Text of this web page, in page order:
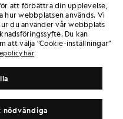
att förbättra din upplevelse,
hur webbplatsen används. Vi
du använder vår webbplats
Du kan
att välja ”Cookie-inställningar”
här
nödvändiga